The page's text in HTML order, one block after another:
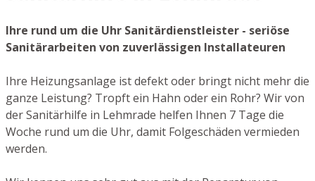
Ihre rund um die Uhr Sanitärdienstleister - seriöse
Sanitärarbeiten von zuverlässigen Installateuren
Ihre Heizungsanlage ist defekt oder bringt nicht mehr die
ganze Leistung? Tropft ein Hahn oder ein Rohr? Wir von
der Sanitärhilfe in Lehmrade helfen Ihnen 7 Tage die
Woche rund um die Uhr, damit Folgeschäden vermieden
werden.